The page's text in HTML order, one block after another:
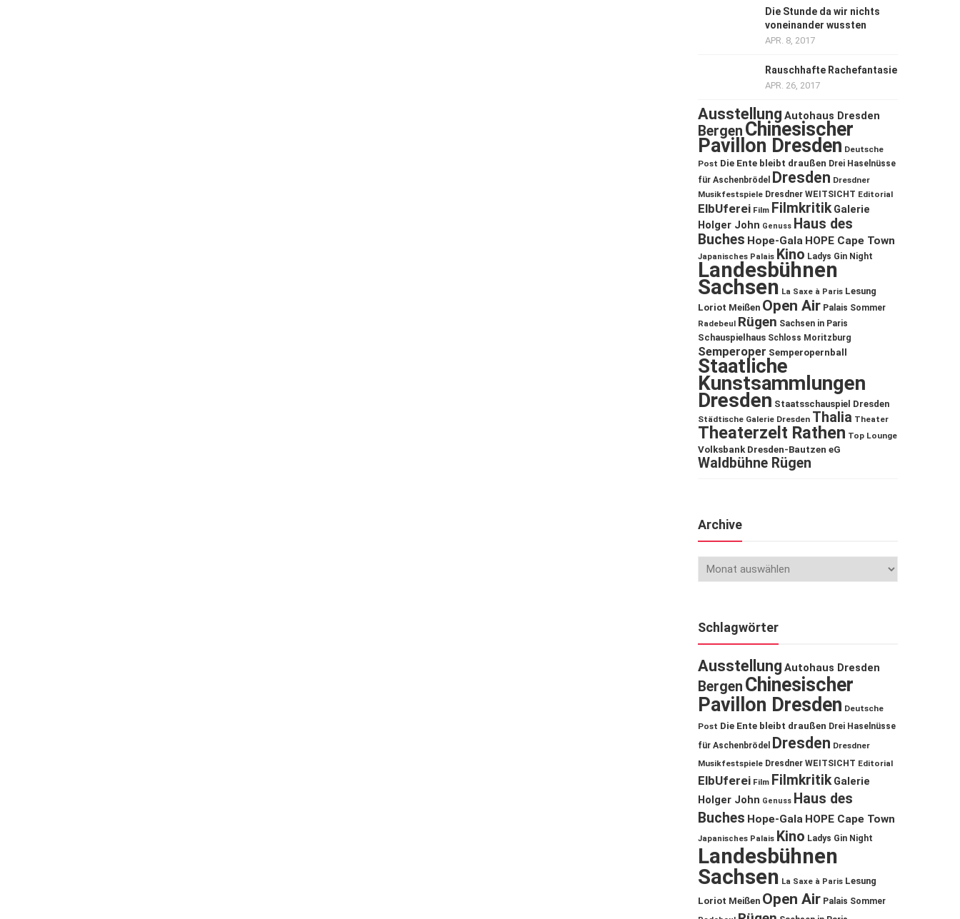
Die Stunde da wir nichts
voneinander wussten
APR. 8, 2017
Rauschhafte Rachefantasie
APR. 26, 2017
Ausstellung Autohaus Dresden
Bergen Chinesischer
Pavillon Dresden Deutsche
Post Die Ente bleibt draußen Drei Haselnüsse
für Aschenbrödel
Dresden Dresdner
Musikfestspiele Dresdner WEITSICHT Editorial
ElbUferei Film Filmkritik Galerie
Holger John Genuss Haus des
Buches Hope-Gala HOPE Cape Town
Japanisches Palais Kino Ladys Gin Night
Landesbühnen
Sachsen La Saxe à Paris Lesung
Loriot Meißen Open Air Palais Sommer
Radebeul Rügen Sachsen in Paris
Schauspielhaus Schloss Moritzburg
Semperoper Semperopernball
Staatliche
Kunstsammlungen
Dresden Staatsschauspiel Dresden
Städtische Galerie Dresden Thalia Theater
Theaterzelt Rathen Top Lounge
Volksbank Dresden-Bautzen eG
Waldbühne Rügen
Archive
Schlagwörter
Ausstellung Autohaus Dresden
Bergen Chinesischer
Pavillon Dresden Deutsche
Post Die Ente bleibt draußen Drei Haselnüsse
für Aschenbrödel
Dresden Dresdner
Musikfestspiele Dresdner WEITSICHT Editorial
ElbUferei Film Filmkritik Galerie
Holger John Genuss Haus des
Buches Hope-Gala HOPE Cape Town
Japanisches Palais Kino Ladys Gin Night
Landesbühnen
Sachsen La Saxe à Paris Lesung
Loriot Meißen Open Air Palais Sommer